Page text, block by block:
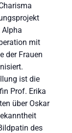
Alpha
mit
der Frauen
ist die
Prof. Erika
über Oskar
des